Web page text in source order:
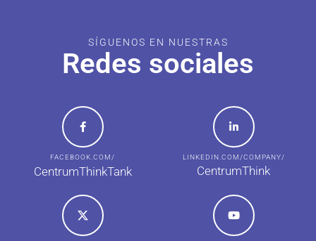
SÍGUENOS EN NUESTRAS
Redes sociales
FACEBOOK.COM/
CentrumThinkTank
LINKEDIN.COM/COMPANY/
CentrumThink